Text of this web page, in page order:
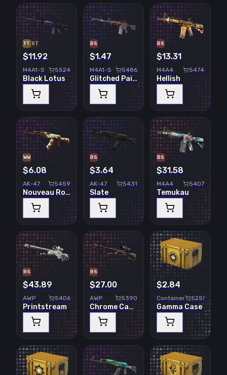
FT ST
$11.92
M4A1-S 5524
Black Lotus
BS
$1.47
M4A1-S 5486
Glitched Paint
BS
$13.31
M4A4 5474
Hellish
WW
$6.08
AK-47 5459
Nouveau Rouge
BS
$3.64
AK-47 5431
Slate
BS
$31.58
M4A4 5407
Temukau
BS
$43.89
AWP 5406
Printstream
BS
$27.00
AWP 5390
Chrome Cannon
$2.84
Container 5255
Gamma Case